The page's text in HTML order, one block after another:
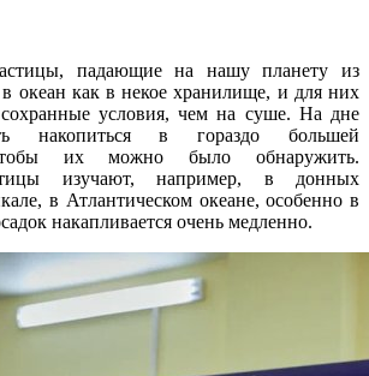
падающие на нашу планету из
океан как в некое хранилище, и для них
сохранные условия, чем на суше. На дне
накопиться в гораздо большей
их можно было обнаружить.
изучают, например, в донных
в Атлантическом океане, особенно в
накапливается очень медленно.